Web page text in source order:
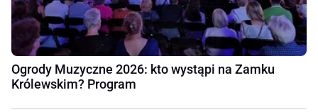
Ogrody Muzyczne 2026: kto wystąpi na Zamku
Królewskim? Program